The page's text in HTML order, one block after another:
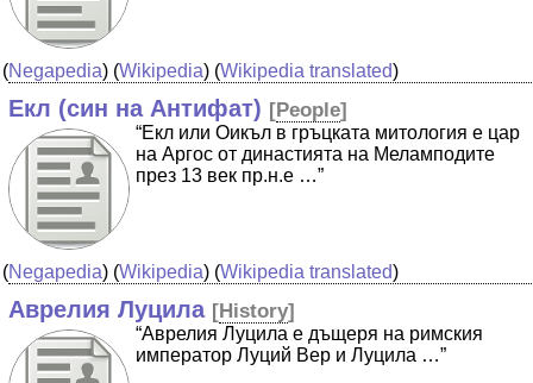
(Negapedia) (Wikipedia) (Wikipedia translated)
Екл (син на Антифат) [People]
“Екл или Оикъл в гръцката митология е цар
на Аргос от династията на Меламподите
през 13 век пр.н.е …”
(Negapedia) (Wikipedia) (Wikipedia translated)
Аврелия Луцила [History]
“Аврелия Луцила e дъщеря на римския
император Луций Вер и Луцила …”